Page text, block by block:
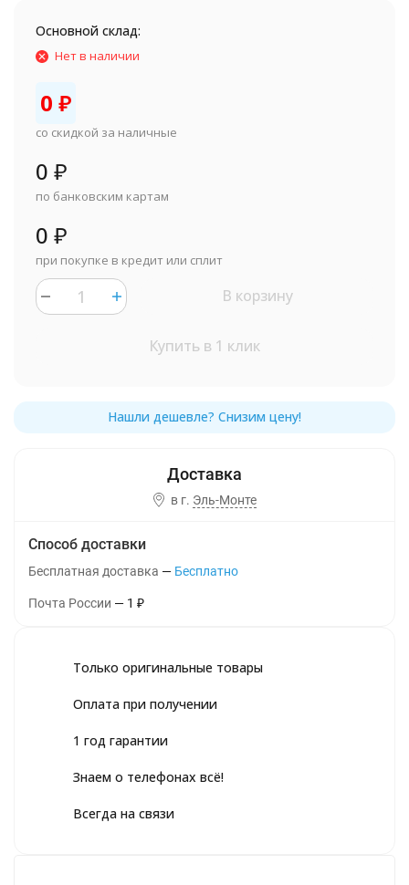
Основной склад:
Нет в наличии
0 ₽
со скидкой за наличные
0 ₽
по банковским картам
0 ₽
при покупке в кредит или сплит
В корзину
Купить в 1 клик
в г. Эль-Монте
Способ доставки
Бесплатная доставка Бесплатно
Почта России 1 ₽
Только оригинальные товары
Оплата при получении
1 год гарантии
Знаем о телефонах всё!
Всегда на связи